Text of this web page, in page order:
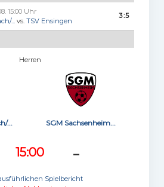
15:00 Uhr
...vs. TSV Ensingen
3:5
Herren
... SGM Sachsenheim...
15:00 -
Spielbericht